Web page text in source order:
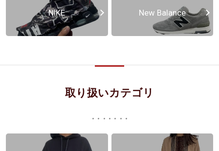
NIKE New Balance
取り扱いカテゴリ